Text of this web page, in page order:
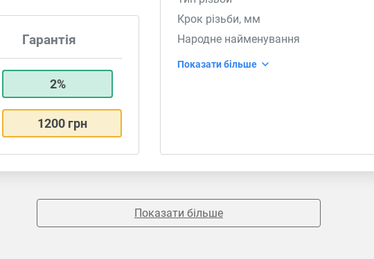
Гарантія
2%
1200 грн
Крок різьби, мм
Народне найменування
Показати більше
Показати більше